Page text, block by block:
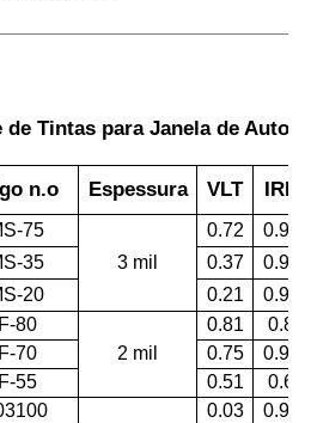
de Tintas para Janela de
n.o Espessura VLT IRR
75
3 mil
0.72
0.95
35
0.37
0.96
20
0.21
0.97
80
2 mil
0.81
0.8
70
0.75
0.98
55
0.51 0.6
0.03
0.99